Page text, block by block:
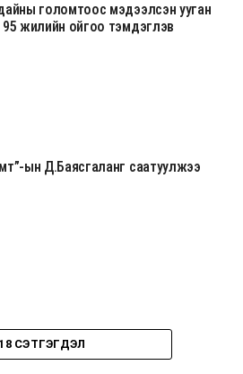
голомтоос мэдээлсэн ууган
95 жилийн ойгоо тэмдэглэв
ын Д.Баясгаланг саатуулжээ
18 СЭТГЭГДЭЛ